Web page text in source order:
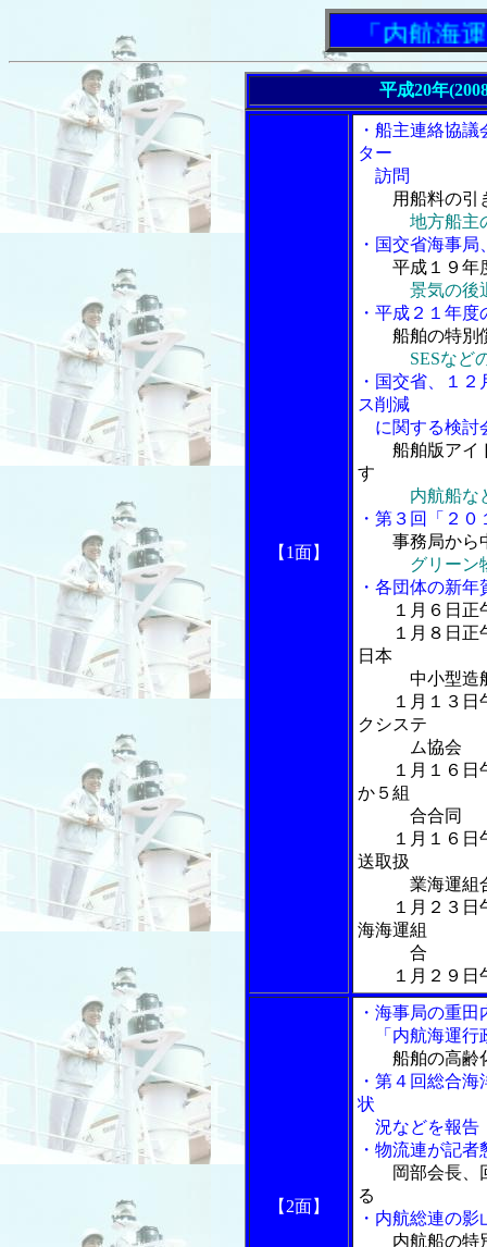
「内航海運新聞
平成20年
【1面】
・船主連絡協
ター
訪問
用船料の引
地方船主
・国交省海事
平成１９年度
景気の後
・平成２１年
船舶の特別償
SESなど
・国交省、１
ス削減
に関する検討
船舶版アイド
す
内航船な
・第３回「２
事務局から
グリーン
・各団体の新年
１月６日正
１月８日正午
日本
中小型造船
１月１３日午
クシステ
ム協会
１月１６日午
か５組
合合同
１月１６日
送取扱
業海運組
１月２３日午
海海運組
合
１月２９日午
【2面】
・海事局の重
「内航海運行
船舶の高齢
・第４回総合
状
況などを報告
・物流連が記
岡部会長、
る
・内航総連の
内航船の特